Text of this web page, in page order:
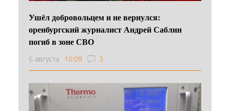
Ушёл добровольцем и не вернулся:
оренбургский журналист Андрей Саблин
погиб в зоне СВО
6 августа 10:09 3